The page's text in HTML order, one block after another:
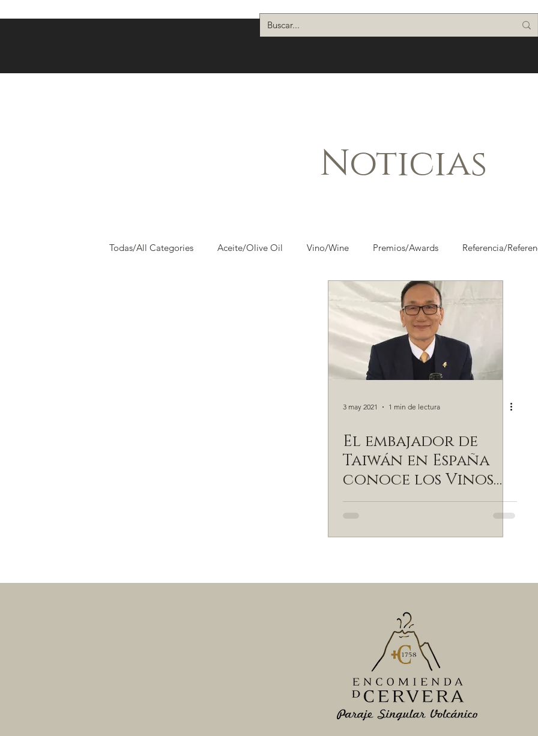
Noticias
Todas/All Categories Aceite/Olive Oil Vino/Wine Premios/Awards Referencia/
James Suckling
3 may 2021 1 min de lectura
El embajador de
Taiwán en España
conoce los Vinos
de Encomienda de